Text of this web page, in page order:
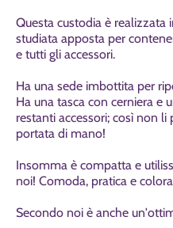
Questa custodia è realizzata
studiata apposta per
e tutti gli accessori.
Ha una sede imbottita per
Ha una tasca con cerniera e
restanti accessori; così non
portata di mano!
Insomma è compatta e
noi! Comoda, pratica e
Secondo noi è anche